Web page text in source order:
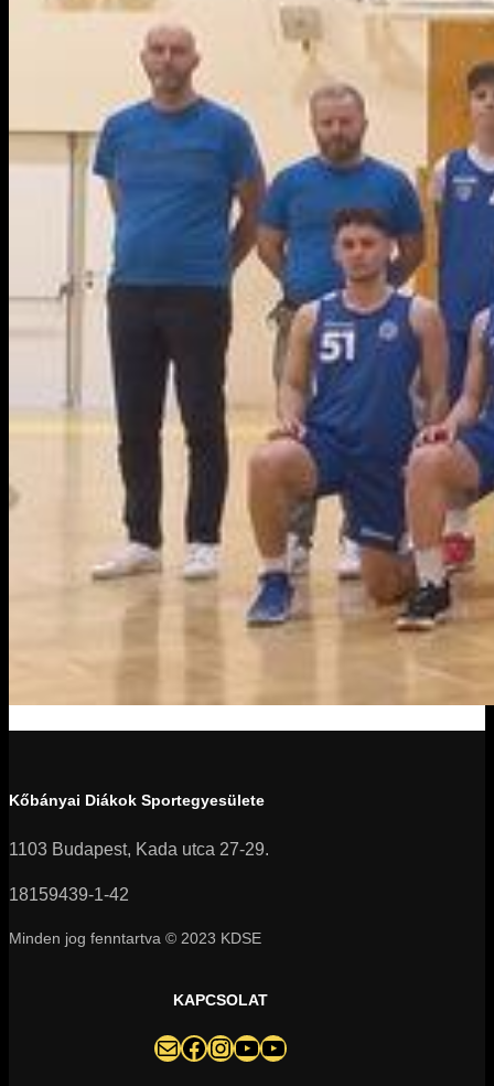
Kőbányai Diákok Sportegyesülete
1103 Budapest, Kada utca 27-29.
18159439-1-42
Minden jog fenntartva © 2023 KDSE
KAPCSOLAT
darazsak@darazsak.hu @kobanyaidarazsak @darazsak Kőbányai Darazsak csatorna Darazsak Online Basketball csatorna